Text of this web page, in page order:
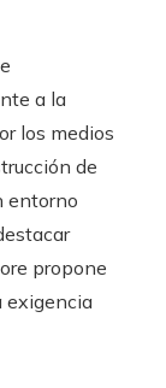
a la
los medios
de
entorno
propone
exigencia